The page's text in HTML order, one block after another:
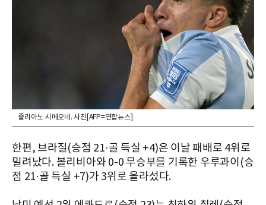
줄리아노 시메오네. 사진[AFP=연합뉴스]
한편, 브라질(승점 21·골 득실 +4)은 이날 패배로 4위로
밀려났다. 볼리비아와 0-0 무승부를 기록한 우루과이(승
점 21·골 득실 +7)가 3위로 올라섰다.